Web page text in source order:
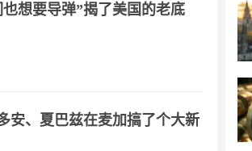
想要导弹”揭了美国的老底
安、夏巴兹在麦加搞了个大新